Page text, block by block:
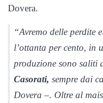
Dovera.
“Avremo delle perdite
l’ottanta per cento, in
produzione sono saliti
Casorati, sempre dai
Dovera –. Oltre al